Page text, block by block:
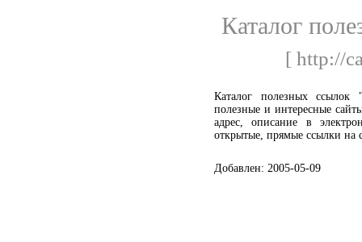
Каталог
[ http://
Каталог полезных ссылок
полезные и интересные
адрес, описание в
открытые, прямые ссылки на
Добавлен: 2005-05-09